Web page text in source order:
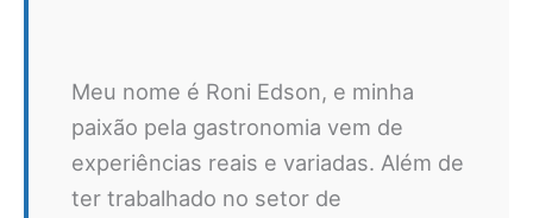
Meu nome é Roni Edson, e minha
paixão pela gastronomia vem de
experiências reais e variadas. Além de
ter trabalhado no setor de